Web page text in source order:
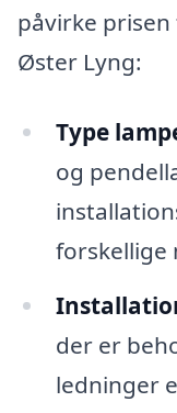
påvirke
Øster Lyng:
Type
og
forskellige
der er
ledninger